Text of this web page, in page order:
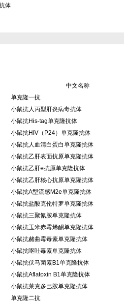
体
中文名称
单克隆一抗
小鼠抗人丙型肝炎病毒抗体
小鼠抗His-tag单克隆抗体
小鼠抗HIV（P24）单克隆抗体
小鼠抗人血清白蛋白单克隆抗体
小鼠抗乙肝表面抗原单克隆抗体
小鼠抗乙肝e抗原单克隆抗体
小鼠抗乙肝核心抗原单克隆抗体
小鼠抗A型流感M2e单克隆抗体
小鼠抗盐酸克伦特罗单克隆抗体
小鼠抗三聚氰胺单克隆抗体
小鼠抗玉米赤霉烯酮单克隆抗体
小鼠抗赭曲霉毒素单克隆抗体
小鼠抗呕吐毒素单克隆抗体
小鼠抗伏马菌素B1单克隆抗体
小鼠抗Aflatoxin B1单克隆抗体
小鼠抗莱克多巴胺单克隆抗体
单克隆二抗